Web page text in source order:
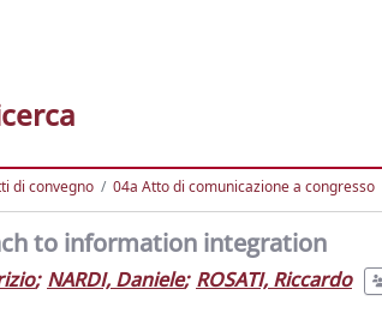
di convegno 04a Atto di comunicazione a congresso
to information integration
; NARDI, Daniele; ROSATI, Riccardo